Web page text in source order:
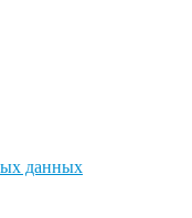
данных